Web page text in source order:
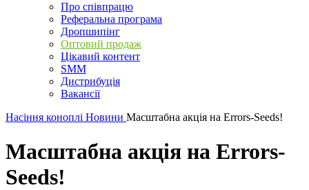
Про співпрацю
Реферальна програма
Дропшипінг
Оптовий продаж
Цікавий контент
SMM
Дистрибуція
Вакансії
Насіння коноплі Новини Масштабна акція на Errors-Seeds!
Масштабна акція на Errors-
Seeds!